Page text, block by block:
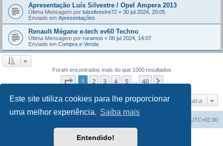
Este site utiliza cookies para lhe proporcionar
uma melhor experiência. Saiba mais
Entendido!
Apresentação Luís Silvestre / Opel Ampera 2013
Última Mensagem por luissilvestre72 « 30 jul 2024, 20:05
Enviado em Apresentações
Renault Mégane e-tech ev60 Techno
Última Mensagem por ruramos « 06 jul 2024, 14:07
Enviado em Compra e Venda
Foram encontrados mais do que 1000 resultados
Página de 40
1 2 3 4 5 40
Ir para
UTC+01:00
Desenvolvido porphpBB® Forum Software © phpBB Limited